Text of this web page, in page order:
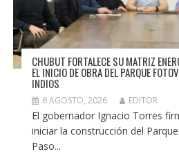
CHUBUT FORTALECE SU MATRIZ
EL INICIO DE OBRA DEL PARQUE
INDIOS
6 AGOSTO, 2026 EDITOR
El gobernador Ignacio Torres
iniciar la construcción del
Paso...